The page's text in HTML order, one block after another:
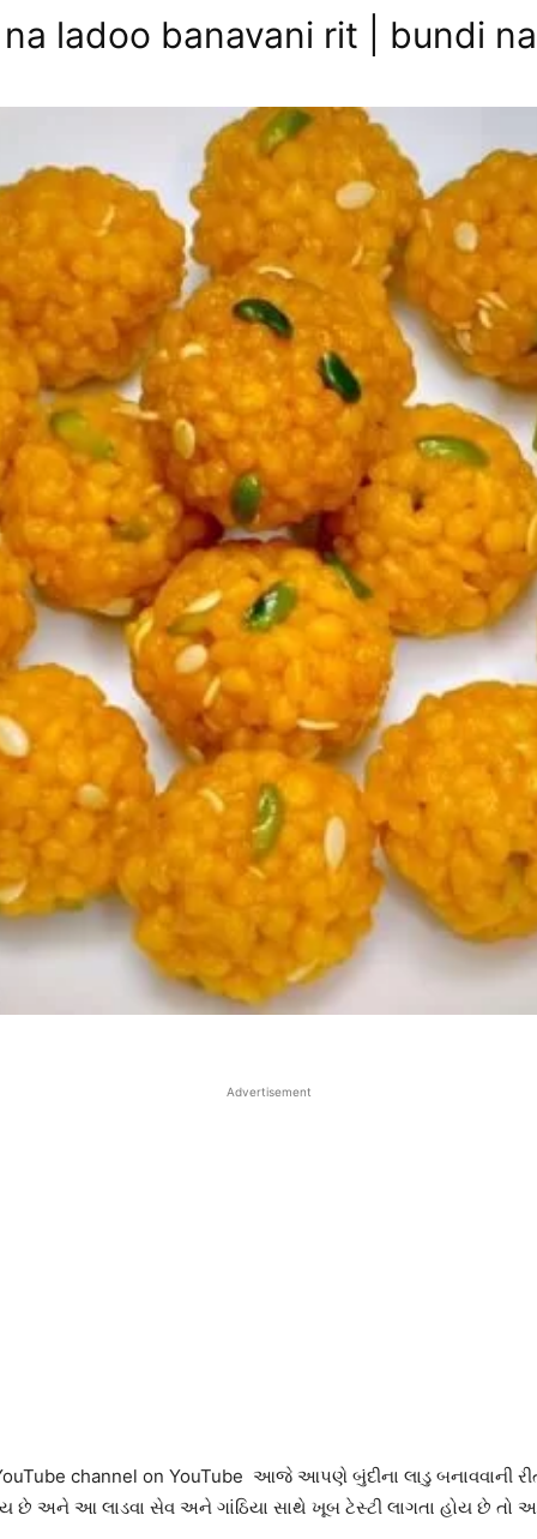
na ladoo banavani rit | bundi
Advertisement
channel on YouTube આજે આપણે બુંદીના લાડુ બનાવવાની રીત
છે અને આ લાડવા સેવ અને ગાંઠિયા સાથે ખૂબ ટેસ્ટી લાગતા હોય છે